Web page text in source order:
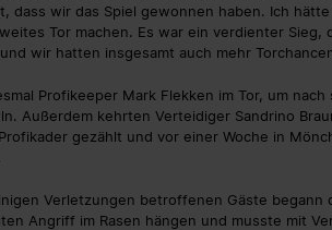
dass wir das Spiel gewonnen haben. Ich
Tor machen. Es war ein verdienter
wir hatten insgesamt auch mehr
Profikeeper Mark Flekken im Tor, um
Außerdem kehrten Verteidiger Sandrino
gezählt und vor einer Woche in
Verletzungen betroffenen Gäste begann
Angriff im Rasen hängen und musste mit